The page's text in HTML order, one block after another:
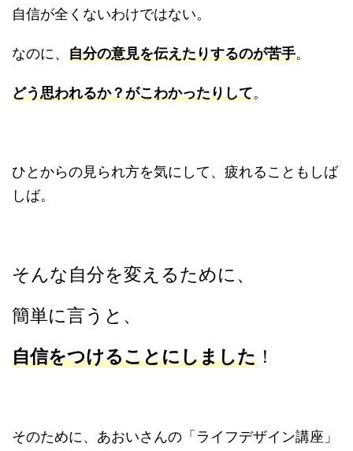
自信が全くないわけではない。
なのに、 自分の意見を伝えたりするのが苦手。
どう思われるか？がこわかったりして。
ひとからの見られ方を気にして、 疲れることもしば
しば。
そんな自分を変えるために、
簡単に言うと、
自信をつけることにしました ！
そのために、あおいさんの「ライフデザイン講座」